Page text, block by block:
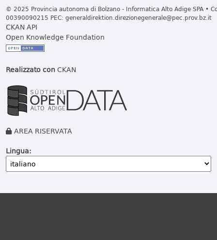
© 2025 Provincia autonoma di Bolzano - Informatica Alto Adige SPA •
00390090215 PEC: generaldirektion.direzionegenerale@pec.prov.bz.it
CKAN API
Open Knowledge Foundation
Realizzato conCKAN
AREA RISERVATA
Lingua